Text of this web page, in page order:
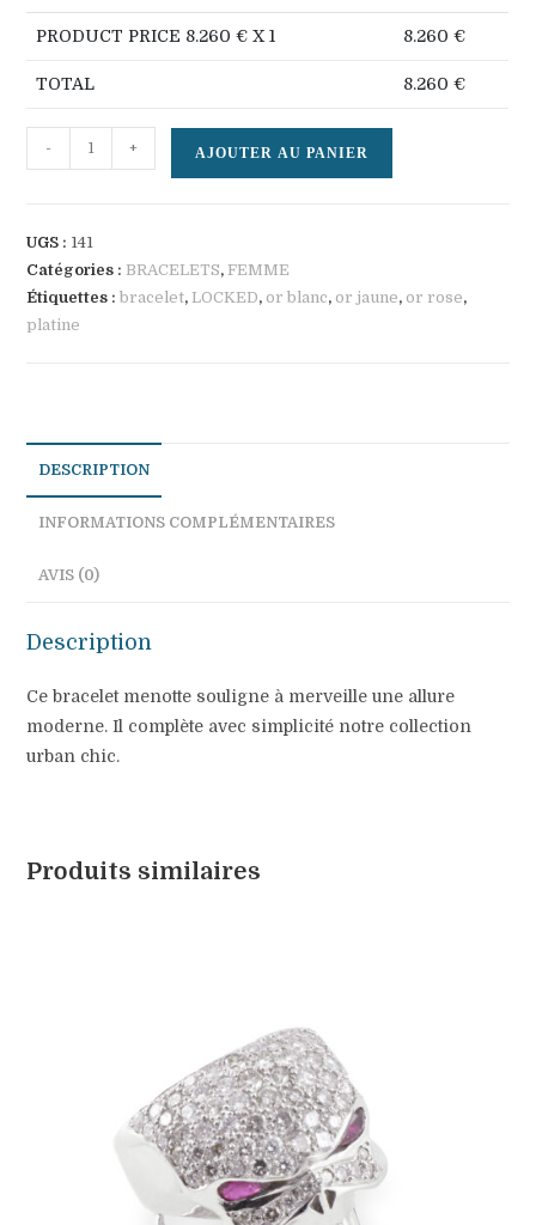
PRODUCT PRICE 8.260 € X 1 8.260 €
TOTAL 8.260 €
quantité
de
- + AJOUTER AU PANIER
UGS : 141
Catégories : BRACELETS,FEMME
Étiquettes :bracelet,LOCKED, or blanc, or jaune, or rose,
platine
DESCRIPTION
INFORMATIONS COMPLÉMENTAIRES
AVIS (0)
Description
Ce bracelet menotte souligne à merveille une allure
moderne. Il complète avec simplicité notre collection
urban chic.
Produits similaires